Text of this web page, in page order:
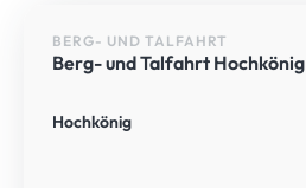
BERG- UND TALFAHRT
Berg- und Talfahrt Hochkönig
Hochkönig